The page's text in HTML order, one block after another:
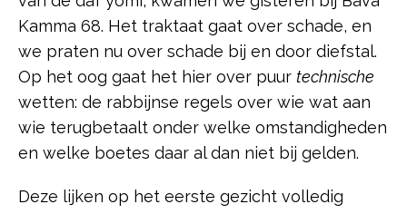
Kamma 68. Het traktaat gaat over schade, en
we praten nu over schade bij en door diefstal.
Op het oog gaat het hier over puur technische
wetten: de rabbijnse regels over wie wat aan
wie terugbetaalt onder welke omstandigheden
en welke boetes daar al dan niet bij gelden.
Deze lijken op het eerste gezicht volledig